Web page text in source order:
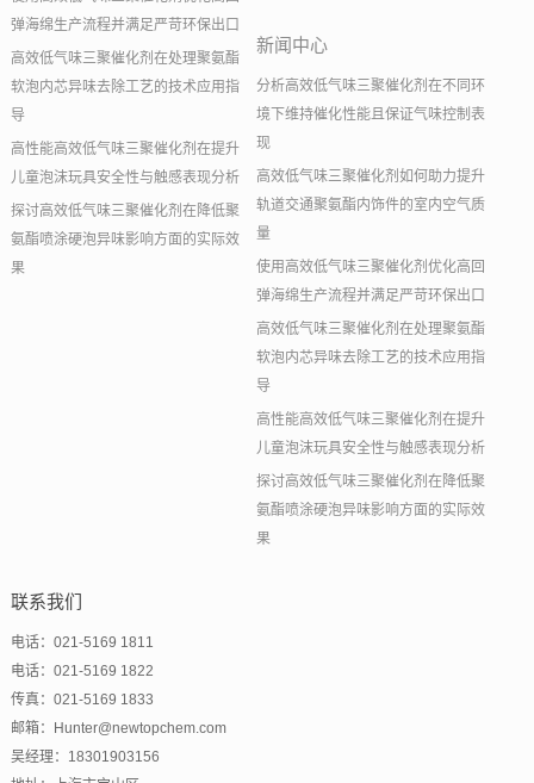
弹海绵生产流程并满足严苛环保出口
高效低气味三聚催化剂在处理聚氨酯
软泡内芯异味去除工艺的技术应用指
导
高性能高效低气味三聚催化剂在提升
儿童泡沫玩具安全性与触感表现分析
探讨高效低气味三聚催化剂在降低聚
氨酯喷涂硬泡异味影响方面的实际效
果
新闻中心
分析高效低气味三聚催化剂在不同环
境下维持催化性能且保证气味控制表
现
高效低气味三聚催化剂如何助力提升
轨道交通聚氨酯内饰件的室内空气质
量
使用高效低气味三聚催化剂优化高回
弹海绵生产流程并满足严苛环保出口
高效低气味三聚催化剂在处理聚氨酯
软泡内芯异味去除工艺的技术应用指
导
高性能高效低气味三聚催化剂在提升
儿童泡沫玩具安全性与触感表现分析
探讨高效低气味三聚催化剂在降低聚
氨酯喷涂硬泡异味影响方面的实际效
果
联系我们
电话：021-5169 1811
电话：021-5169 1822
传真：021-5169 1833
邮箱：Hunter@newtopchem.com
吴经理：18301903156